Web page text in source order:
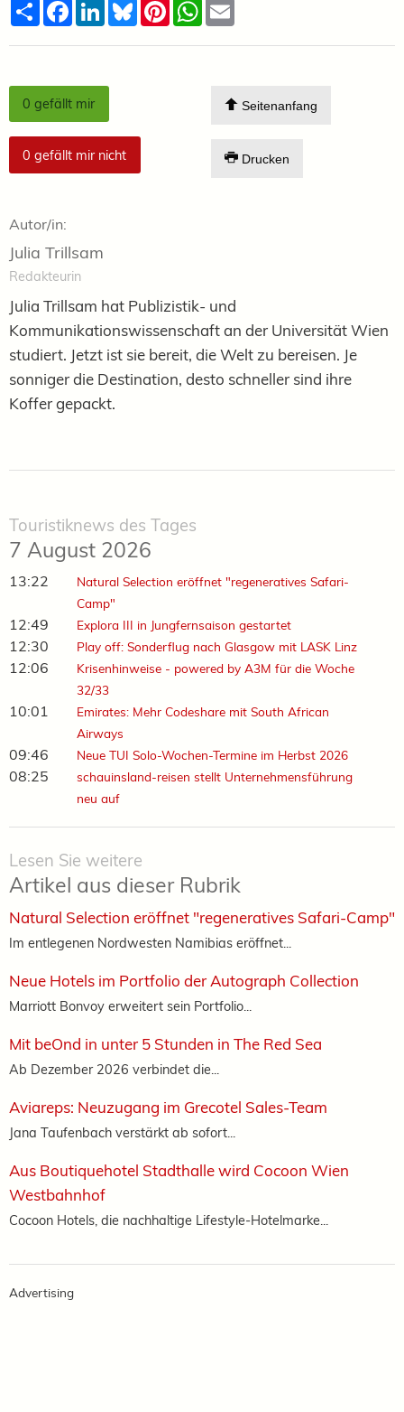
Teilen FacebookLinkedInBlueskyPinterestWhatsApp
0 gefällt mir
0 gefällt mir nicht
Seitenanfang
Drucken
Autor/in:
Julia Trillsam
Redakteurin
Julia Trillsam hat Publizistik- und
Kommunikationswissenschaft an der Universität Wien
studiert. Jetzt ist sie bereit, die Welt zu bereisen. Je
sonniger die Destination, desto schneller sind ihre
Koffer gepackt.
Touristiknews des Tages
7 August 2026
13:22
Natural Selection eröffnet "regeneratives Safari-
Camp"
12:49 Explora III in Jungfernsaison gestartet
12:30 Play off: Sonderflug nach Glasgow mit LASK Linz
12:06
Krisenhinweise - powered by A3M für die Woche
32/33
10:01
Emirates: Mehr Codeshare mit South African
Airways
09:46 Neue TUI Solo-Wochen-Termine im Herbst 2026
08:25
schauinsland-reisen stellt Unternehmensführung
neu auf
Lesen Sie weitere
Artikel aus dieser Rubrik
Natural Selection eröffnet "regeneratives Safari-Camp"
Im entlegenen Nordwesten Namibias eröffnet...
Neue Hotels im Portfolio der Autograph Collection
Marriott Bonvoy erweitert sein Portfolio...
Mit beOnd in unter 5 Stunden in The Red Sea
Ab Dezember 2026 verbindet die...
Aviareps: Neuzugang im Grecotel Sales-Team
Jana Taufenbach verstärkt ab sofort...
Aus Boutiquehotel Stadthalle wird Cocoon Wien
Westbahnhof
Cocoon Hotels, die nachhaltige Lifestyle-Hotelmarke...
Advertising